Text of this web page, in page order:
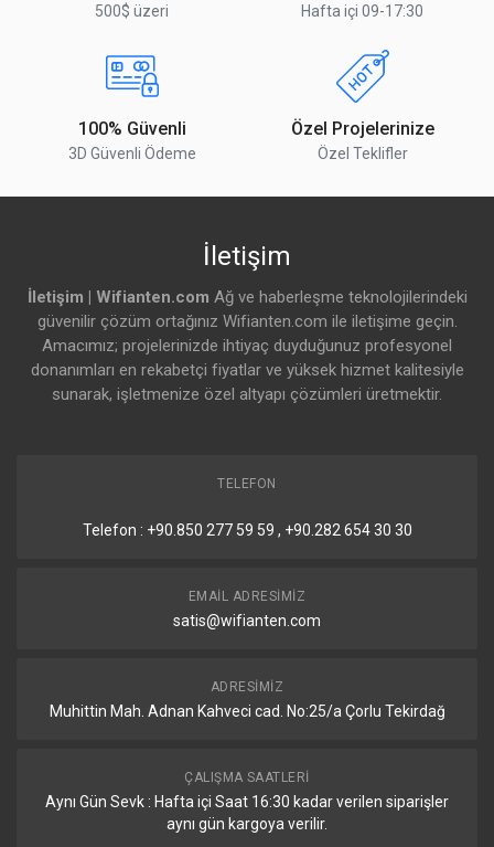
Gbps (channel
bonding etkinken)
En Uzak Mesafe 2 KM
Çalışma Modları Sadece PtP
Servisler
UISP, ping
watchdog, web
server, SSH server,
discovery utility,
doldurmak için
kullanılır.
kolay kurulum için
500$ üzeri Hafta içi 09-17:30
100% Güvenli
3D Güvenli Ödeme
Özel Projelerinize
Özel Teklifler
İletişim
İletişim | Wifianten.com Ağ ve haberleşme teknolojilerindeki
güvenilir çözüm ortağınız Wifianten.com ile iletişime geçin.
Amacımız; projelerinizde ihtiyaç duyduğunuz profesyonel
donanımları en rekabetçi fiyatlar ve yüksek hizmet kalitesiyle
sunarak, işletmenize özel altyapı çözümleri üretmektir.
TELEFON
Telefon : +90.850 277 59 59 , +90.282 654 30 30
EMAIL ADRESIMIZ
satis@wifianten.com
ADRESIMIZ
Muhittin Mah. Adnan Kahveci cad. No:25/a Çorlu Tekirdağ
ÇALIŞMA SAATLERI
Aynı Gün Sevk : Hafta içi Saat 16:30 kadar verilen siparişler
aynı gün kargoya verilir.